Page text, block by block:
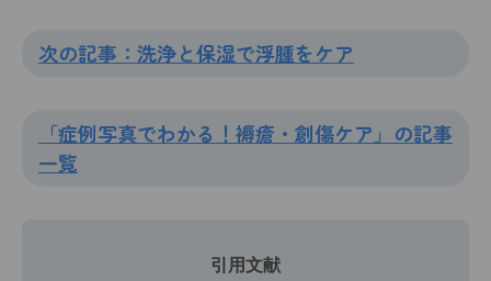
次の記事：洗浄と保湿で浮腫をケア
「症例写真でわかる！褥瘡・創傷ケア」の記事
一覧
引用文献